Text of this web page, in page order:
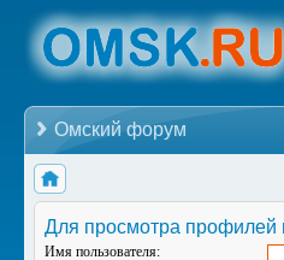
Омский форум
Для просмотра
Имя пользователя: